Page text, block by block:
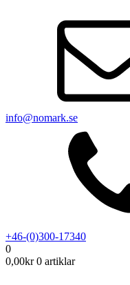
info@nomark.se
+46-(0)300-17340
0
0,00kr 0 artiklar